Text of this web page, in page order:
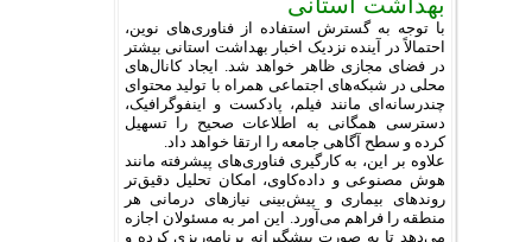
با توجه به گسترش استفاده از فناوری‌های نوین،
احتمالاً در آینده نزدیک اخبار بهداشت استانی بیشتر
در فضای مجازی ظاهر خواهد شد. ایجاد کانال‌های
محلی در شبکه‌های اجتماعی همراه با تولید محتوای
چندرسانه‌ای مانند فیلم، پادکست و اینفوگرافیک،
دسترسی همگانی به اطلاعات صحیح را تسهیل
کرده و سطح آگاهی جامعه را ارتقا خواهد داد.
علاوه بر این، به کارگیری فناوری‌های پیشرفته مانند
هوش مصنوعی و داده‌کاوی، امکان تحلیل دقیق‌تر
روندهای بیماری و پیش‌بینی نیازهای درمانی هر
منطقه را فراهم می‌آورد. این امر به مسئولان اجازه
می‌دهد تا به صورت پیشگیرانه برنامه‌ریزی کرده و